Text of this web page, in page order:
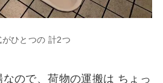
がひとつの 計2つ
ので、荷物の運搬は ちょっ